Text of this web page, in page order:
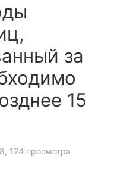
за
15
, 124 просмотра